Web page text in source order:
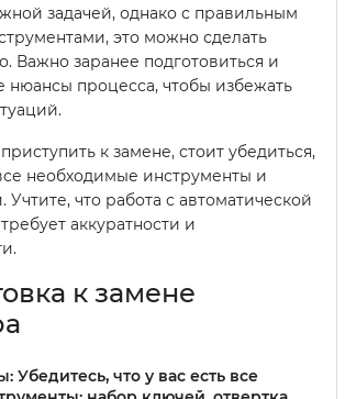
задачей, однако с правильным
это можно сделать
Важно заранее подготовиться и
нюансы процесса, чтобы избежать
к замене, стоит убедиться,
необходимые инструменты и
Учтите, что работа с автоматической
аккуратности и
к замене
Убедитесь, что у вас есть все